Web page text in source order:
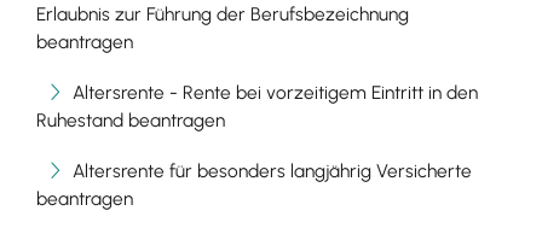
Erlaubnis zur Führung der Berufsbezeichnung
beantragen
Altersrente - Rente bei vorzeitigem Eintritt in den
Ruhestand beantragen
Altersrente für besonders langjährig Versicherte
beantragen